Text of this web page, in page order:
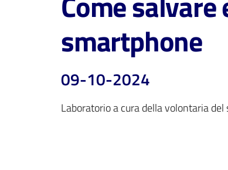
smartphone
09-10-2024
Laboratorio a cura della volontaria